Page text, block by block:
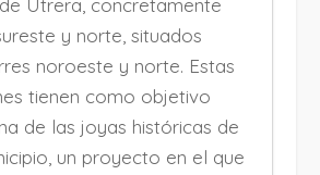
Utrera, concretamente
y norte, situados
noroeste y norte. Estas
tienen como objetivo
de las joyas históricas de
un proyecto en el que